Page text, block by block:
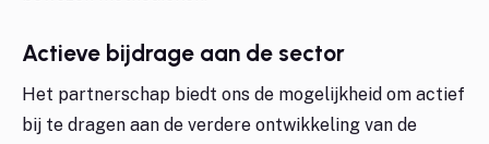
Actieve bijdrage aan de sector
Het partnerschap biedt ons de mogelijkheid om actief
bij te dragen aan de verdere ontwikkeling van de